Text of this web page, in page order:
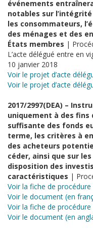
événements
notables sur
les consommateurs,
des ménages et des
États membres |
L’acte délégué entre en
10 janvier 2018
Voir le projet d’acte
Voir le projet d’acte
2017/2997(DEA) –
uniquement à des fins
suffisante des fonds
terme, les critères à
des acheteurs
céder, ainsi que sur
disposition des
caractéristiques |
Voir la fiche de
Voir le document (en
Voir la fiche de procédure
Voir le document (en